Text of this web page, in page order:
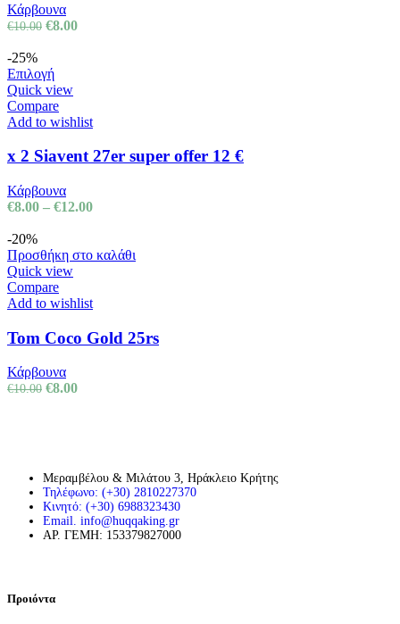
Κάρβουνα
€10.00 €8.00
-25%
Επιλογή
Quick view
Compare
Add to wishlist
x 2 Siavent 27er super offer 12 €
Κάρβουνα
€8.00 – €12.00
-20%
Προσθήκη στο καλάθι
Quick view
Compare
Add to wishlist
Tom Coco Gold 25rs
Κάρβουνα
€10.00 €8.00
Μεραμβέλου & Μιλάτου 3, Ηράκλειο Κρήτης
Τηλέφωνο: (+30) 2810227370
Κινητό: (+30) 6988323430
Email. info@huqqaking.gr
ΑΡ. ΓΕΜΗ: 153379827000
Προιόντα